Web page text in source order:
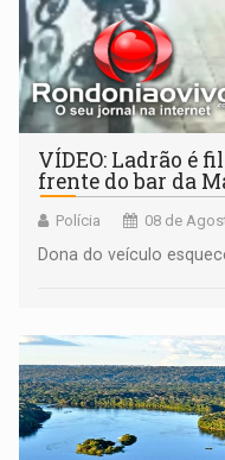
VÍDEO: Ladrão é
frente do bar da
Polícia 08 de
Dona do veículo